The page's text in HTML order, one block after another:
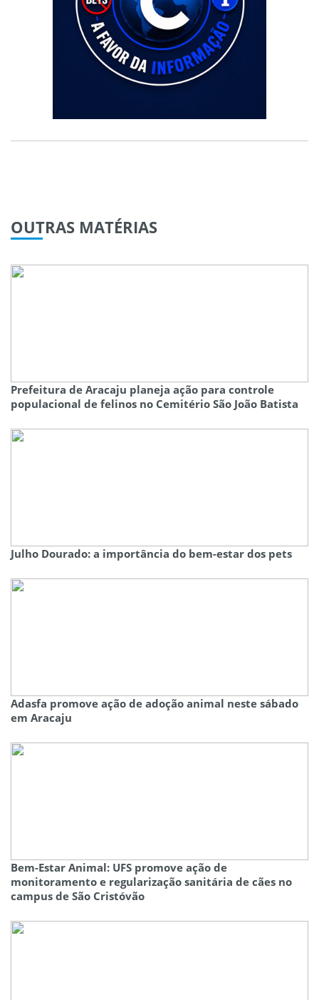
OUTRAS MATÉRIAS
Prefeitura de Aracaju planeja ação para controle
populacional de felinos no Cemitério São João Batista
Julho Dourado: a importância do bem-estar dos pets
Adasfa promove ação de adoção animal neste sábado
em Aracaju
Bem-Estar Animal: UFS promove ação de
monitoramento e regularização sanitária de cães no
campus de São Cristóvão